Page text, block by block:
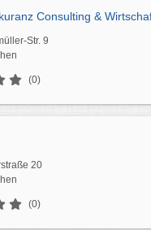
Consulting &
Str. 9
(0)
20
(0)